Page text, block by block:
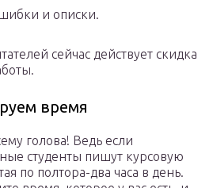
и описки.
сейчас действует скидка
время
голова! Ведь если
студенты пишут курсовую
по полтора-два часа в день.